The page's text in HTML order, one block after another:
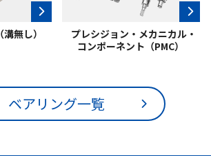
（溝無し） プレシジョン・ メカニカル・
コンポーネント （PMC）
ベアリング一覧